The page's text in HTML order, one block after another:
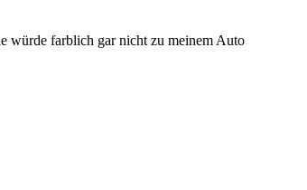
würde farblich gar nicht zu meinem Auto